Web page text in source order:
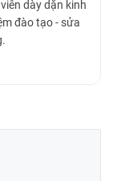
dày dặn kinh
đào tạo - sửa